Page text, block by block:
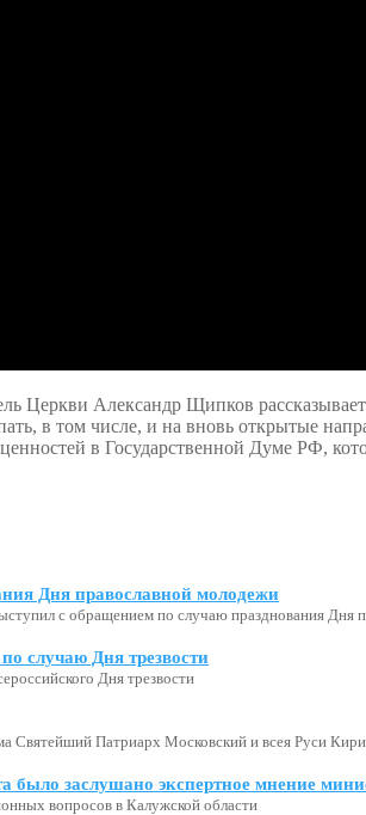
Церкви Александр Щипков
в том числе, и на вновь открытые
в Государственной Думе РФ,
Дня православной молодежи
с обращением по случаю празднования Дня
случаю Дня трезвости
Дня трезвости
Святейший Патриарх Московский и всея Руси
было заслушано экспертное мнение
вопросов в Калужской области